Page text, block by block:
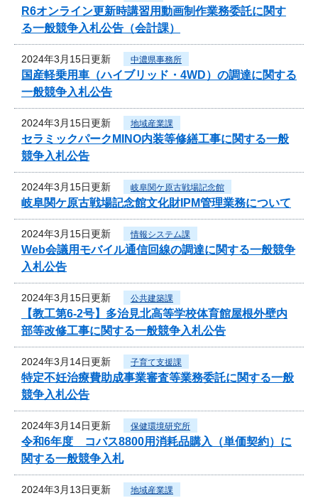
R6オンライン更新時講習用動画制作業務委託に関す
る一般競争入札公告（会計課）
2024年3月15日更新 中濃県事務所
国産軽乗用車（ハイブリッド・4WD）の調達に関する
一般競争入札公告
2024年3月15日更新 地域産業課
セラミックパークMINO内装等修繕工事に関する一般
競争入札公告
2024年3月15日更新 岐阜関ケ原古戦場記念館
岐阜関ケ原古戦場記念館文化財IPM管理業務について
2024年3月15日更新 情報システム課
Web会議用モバイル通信回線の調達に関する一般競争
入札公告
2024年3月15日更新 公共建築課
【教工第6-2号】多治見北高等学校体育館屋根外壁内
部等改修工事に関する一般競争入札公告
2024年3月14日更新 子育て支援課
特定不妊治療費助成事業審査等業務委託に関する一般
競争入札公告
2024年3月14日更新 保健環境研究所
令和6年度 コバス8800用消耗品購入（単価契約）に
関する一般競争入札
2024年3月13日更新 地域産業課